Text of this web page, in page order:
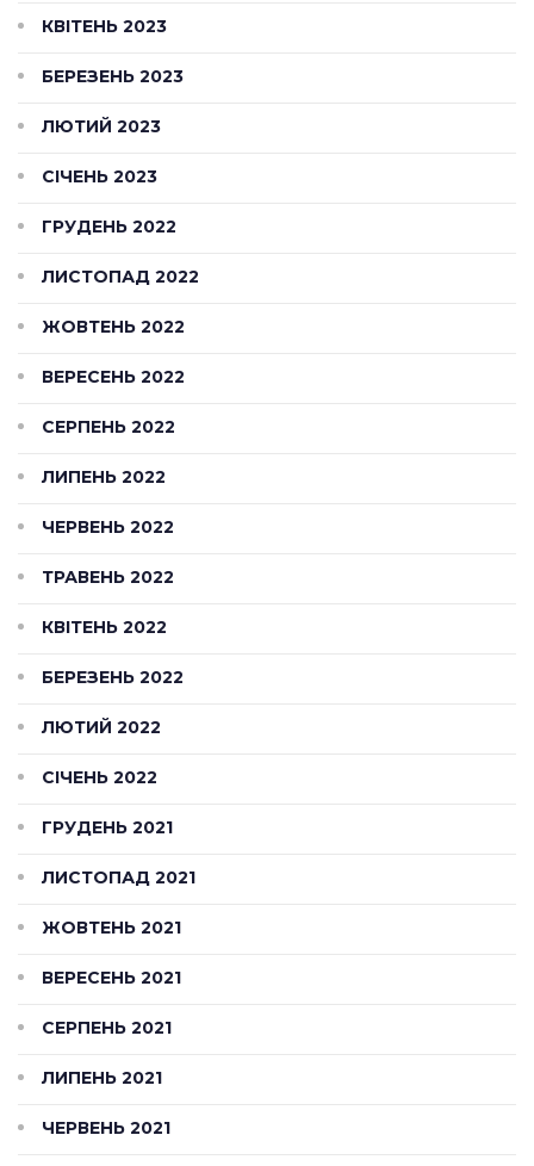
КВІТЕНЬ 2023
БЕРЕЗЕНЬ 2023
ЛЮТИЙ 2023
СІЧЕНЬ 2023
ГРУДЕНЬ 2022
ЛИСТОПАД 2022
ЖОВТЕНЬ 2022
ВЕРЕСЕНЬ 2022
СЕРПЕНЬ 2022
ЛИПЕНЬ 2022
ЧЕРВЕНЬ 2022
ТРАВЕНЬ 2022
КВІТЕНЬ 2022
БЕРЕЗЕНЬ 2022
ЛЮТИЙ 2022
СІЧЕНЬ 2022
ГРУДЕНЬ 2021
ЛИСТОПАД 2021
ЖОВТЕНЬ 2021
ВЕРЕСЕНЬ 2021
СЕРПЕНЬ 2021
ЛИПЕНЬ 2021
ЧЕРВЕНЬ 2021